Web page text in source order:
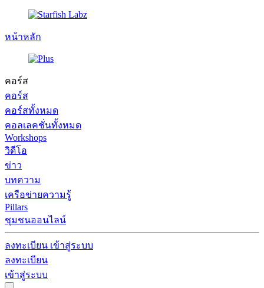
หน้าหลัก
คอร์ส
คอร์ส
คอร์สทั้งหมด
คอลเลคชั่นทั้งหมด
Workshops
วิดีโอ
ข่าว
บทความ
เครือข่ายความรู้
Pillars
ชุมชนออนไลน์
ลงทะเบียน เข้าสู่ระบบ
ลงทะเบียน
เข้าสู่ระบบ